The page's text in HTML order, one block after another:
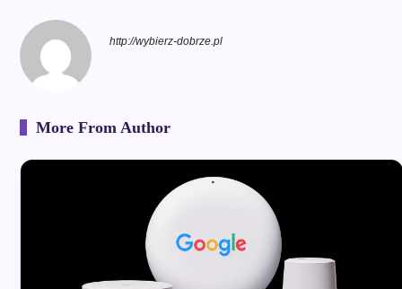
http://wybierz-dobrze.pl
More From Author